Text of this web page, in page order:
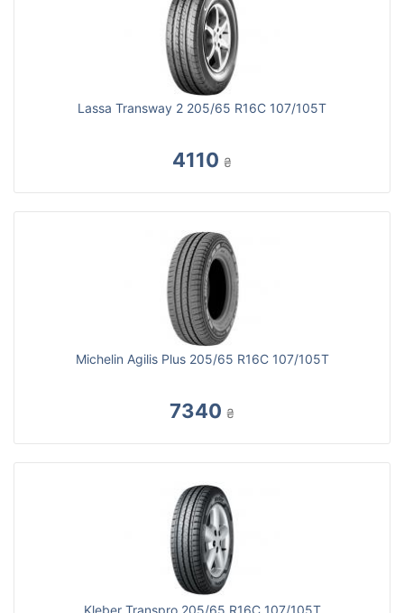
Lassa Transway 2 205/65 R16C 107/105T
4110 ₴
Michelin Agilis Plus 205/65 R16C 107/105T
7340 ₴
Kleber Transpro 205/65 R16C 107/105T